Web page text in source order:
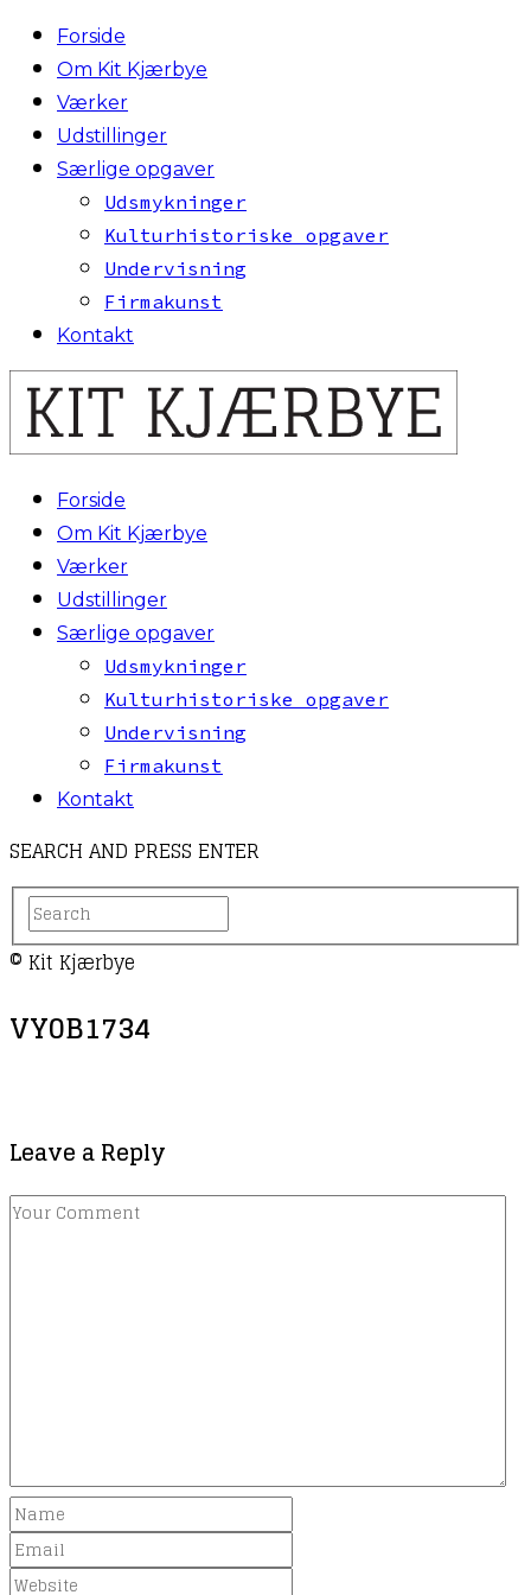
Forside
Om Kit Kjærbye
Værker
Udstillinger
Særlige opgaver
Udsmykninger
Kulturhistoriske opgaver
Undervisning
Firmakunst
Kontakt
Forside
Om Kit Kjærbye
Værker
Udstillinger
Særlige opgaver
Udsmykninger
Kulturhistoriske opgaver
Undervisning
Firmakunst
Kontakt
SEARCH AND PRESS ENTER
© Kit Kjærbye
VY0B1734
Leave a Reply